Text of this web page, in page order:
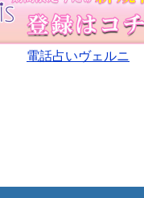
電話占いヴェルニ